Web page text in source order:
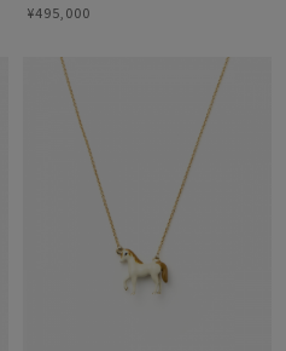
¥495,000